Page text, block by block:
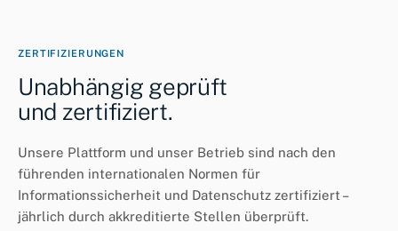
ZERTIFIZIERUNGEN
Unabhängig geprüft
und zertifiziert.
Unsere Plattform und unser Betrieb sind nach den
führenden internationalen Normen für
Informationssicherheit und Datenschutz zertifiziert –
jährlich durch akkreditierte Stellen überprüft.